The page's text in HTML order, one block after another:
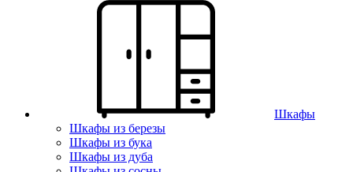
Шкафы
Шкафы из березы
Шкафы из бука
Шкафы из дуба